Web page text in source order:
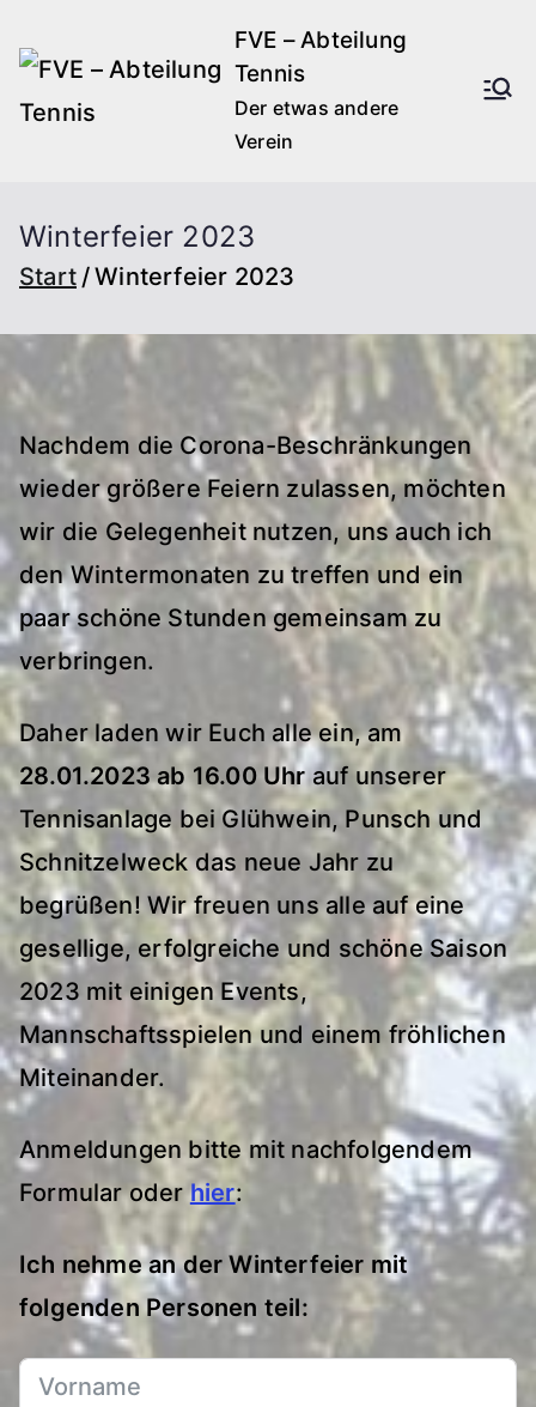
Inhalt
springen
FVE – Abteilung
Tennis
Der etwas andere
Verein
Winterfeier 2023
Start Winterfeier 2023
Nachdem die Corona-Beschränkungen
wieder größere Feiern zulassen, möchten
wir die Gelegenheit nutzen, uns auch ich
den Wintermonaten zu treffen und ein
paar schöne Stunden gemeinsam zu
verbringen.
Daher laden wir Euch alle ein, am
28.01.2023 ab 16.00 Uhrauf unserer
Tennisanlage bei Glühwein, Punsch und
Schnitzelweck das neue Jahr zu
begrüßen! Wir freuen uns alle auf eine
gesellige, erfolgreiche und schöne Saison
2023 mit einigen Events,
Mannschaftsspielen und einem fröhlichen
Miteinander.
Anmeldungen bitte mit nachfolgendem
Formular oderhier:
Ich nehme an der Winterfeier mit
folgenden Personen teil: